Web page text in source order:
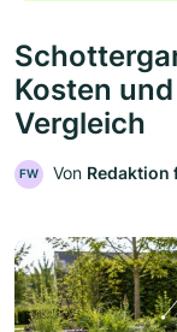
Kosten
Vergleich
FW Von Redaktion